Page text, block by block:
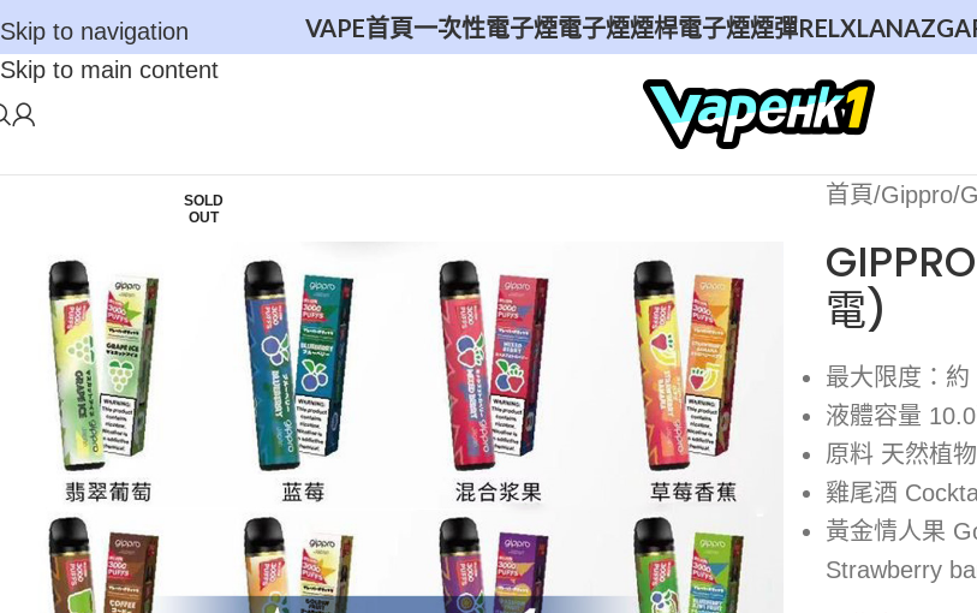
Skip to navigation
Skip to main content
VAPE首頁一次性電子煙電子煙煙桿電子煙煙彈RELXLANA
SOLD
OUT
首頁 Gippro
電)
最大限度：約
液體容量
原料 天然植
雞尾酒
黃金情人果
Strawberry